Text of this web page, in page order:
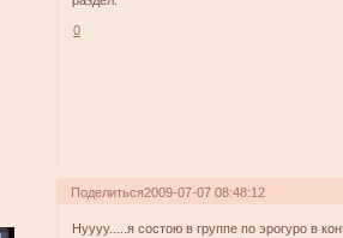
0
Поделиться2009-07-07 08:48:12
Нуууу.....я состою в группе по эрогуро в